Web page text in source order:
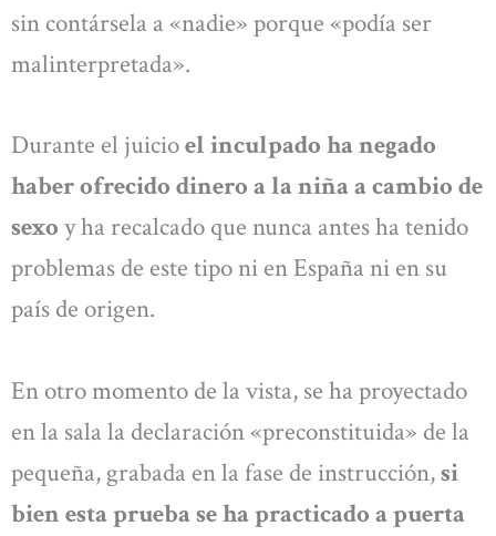
sin contársela a «nadie» porque «podía ser
malinterpretada».
Durante el juicioel inculpado ha negado
haber ofrecido dinero a la niña a cambio de
sexo y ha recalcado que nunca antes ha tenido
problemas de este tipo ni en España ni en su
país de origen.
En otro momento de la vista, se ha proyectado
en la sala la declaración «preconstituida» de la
pequeña, grabada en la fase de instrucción,si
bien esta prueba se ha practicado a puerta